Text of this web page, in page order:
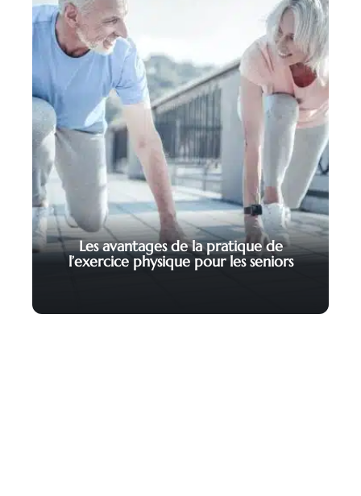
Les avantages de la pratique de
l’exercice physique pour les seniors